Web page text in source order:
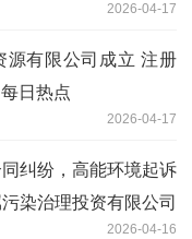
2026-04-17
源有限公司成立 注册
日热点
2026-04-17
纠纷，高能环境起诉
染治理投资有限公司
2026-04-16